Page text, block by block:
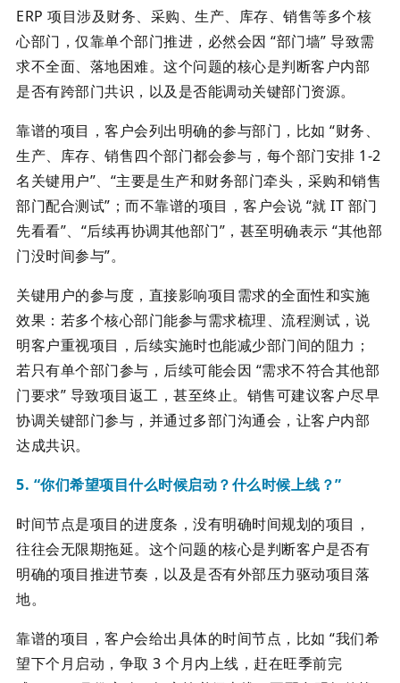
ERP 项目涉及财务、采购、生产、库存、销售等多个核
心部门，仅靠单个部门推进，必然会因 “部门墙” 导致需
求不全面、落地困难。这个问题的核心是判断客户内部
是否有跨部门共识，以及是否能调动关键部门资源。
靠谱的项目，客户会列出明确的参与部门，比如 “财务、
生产、库存、销售四个部门都会参与，每个部门安排 1-2
名关键用户”、“主要是生产和财务部门牵头，采购和销售
部门配合测试”；而不靠谱的项目，客户会说 “就 IT 部门
先看看”、“后续再协调其他部门”，甚至明确表示 “其他部
门没时间参与”。
关键用户的参与度，直接影响项目需求的全面性和实施
效果：若多个核心部门能参与需求梳理、流程测试，说
明客户重视项目，后续实施时也能减少部门间的阻力；
若只有单个部门参与，后续可能会因 “需求不符合其他部
门要求” 导致项目返工，甚至终止。销售可建议客户尽早
协调关键部门参与，并通过多部门沟通会，让客户内部
达成共识。
5. “你们希望项目什么时候启动？什么时候上线？”
时间节点是项目的进度条，没有明确时间规划的项目，
往往会无限期拖延。这个问题的核心是判断客户是否有
明确的项目推进节奏，以及是否有外部压力驱动项目落
地。
靠谱的项目，客户会给出具体的时间节点，比如 “我们希
望下个月启动，争取 3 个月内上线，赶在旺季前完